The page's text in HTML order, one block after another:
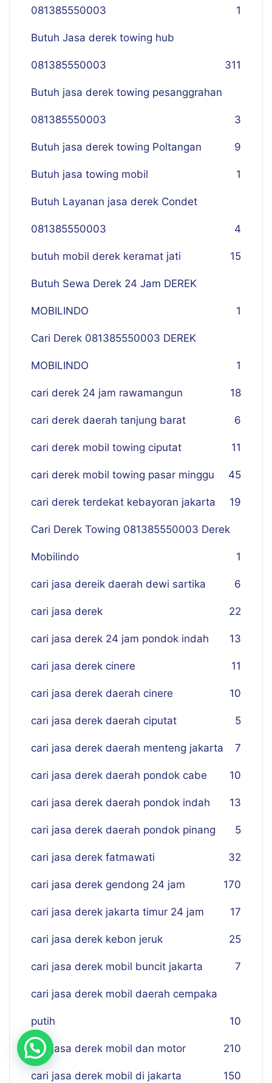
081385550003 1
Butuh Jasa derek towing hub
081385550003 311
Butuh jasa derek towing pesanggrahan
081385550003 3
Butuh jasa derek towing Poltangan 9
Butuh jasa towing mobil 1
Butuh Layanan jasa derek Condet
081385550003 4
butuh mobil derek keramat jati 15
Butuh Sewa Derek 24 Jam DEREK
MOBILINDO 1
Cari Derek 081385550003 DEREK
MOBILINDO 1
cari derek 24 jam rawamangun 18
cari derek daerah tanjung barat 6
cari derek mobil towing ciputat 11
cari derek mobil towing pasar minggu 45
cari derek terdekat kebayoran jakarta 19
Cari Derek Towing 081385550003 Derek
Mobilindo 1
cari jasa dereik daerah dewi sartika 6
cari jasa derek 22
cari jasa derek 24 jam pondok indah 13
cari jasa derek cinere 11
cari jasa derek daerah cinere 10
cari jasa derek daerah ciputat 5
cari jasa derek daerah menteng jakarta 7
cari jasa derek daerah pondok cabe 10
cari jasa derek daerah pondok indah 13
cari jasa derek daerah pondok pinang 5
cari jasa derek fatmawati 32
cari jasa derek gendong 24 jam 170
cari jasa derek jakarta timur 24 jam 17
cari jasa derek kebon jeruk 25
cari jasa derek mobil buncit jakarta 7
cari jasa derek mobil daerah cempaka
putih 10
cari jasa derek mobil dan motor 210
cari jasa derek mobil di jakarta 150